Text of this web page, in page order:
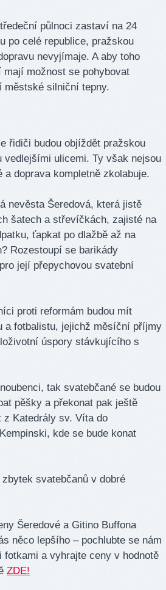
půlnoci zastaví na 24
po celé republice, pražskou
nevyjímaje. A aby toho
možnost se pohybovat
městské silniční tepny.
řidiči budou objíždět pražskou
vedlejšími ulicemi. Ty však nejsou
doprava kompletně zkolabuje.
nevěsta Šeredová, která jistě
šatech a střevíčkách, zajisté na
ťapkat po dlažbě až na
Rozestoupí se barikády
její přepychovou svatební
proti reformám budou mít
a fotbalistu, jejichž měsíční příjmy
úspory stávkujícího s
tak svatebčané se budou
pěšky a překonat pak ještě
z Katedrály sv. Víta do
kde se bude konat
svatebčanů v dobré
Šeredové a Gitino Buffona
něco lepšího – pochlubte se nám
a vyhrajte ceny v hodnotě
ZDE!